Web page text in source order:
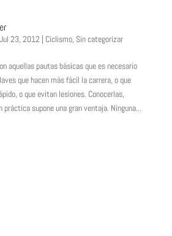
Jul 23, 2012 | Ciclismo, Sin categorizar
aquellas pautas básicas que es necesario
que hacen más fácil la carrera, o que
o que evitan lesiones. Conocerlas,
práctica supone una gran ventaja. Ninguna...